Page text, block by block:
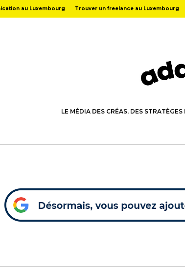
au Luxembourg Trouver un freelance au Luxembourg
LE MÉDIA DES CRÉAS, DES